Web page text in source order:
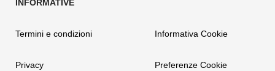
Termini e condizioni
Privacy
Informativa Cookie
Preferenze Cookie